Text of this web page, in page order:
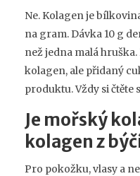
Ne. Kolagen je
na gram. Dávka 10 g
než jedna malá
kolagen, ale přidaný
produktu. Vždy si čtěte
Je mořský
kolagen z
Pro pokožku, vlasy a